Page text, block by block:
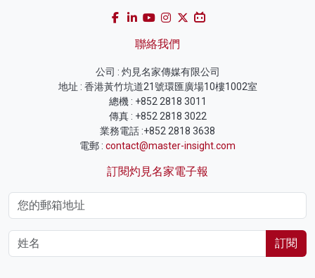
聯絡我們
公司 : 灼見名家傳媒有限公司
地址 : 香港黃竹坑道21號環匯廣場10樓1002室
總機 : +852 2818 3011
傳真 : +852 2818 3022
業務電話 :+852 2818 3638
電郵 : contact@master-insight.com
訂閱灼見名家電子報
訂閱